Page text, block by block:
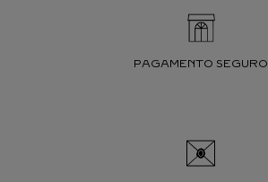
PAGAMENTO SEGURO